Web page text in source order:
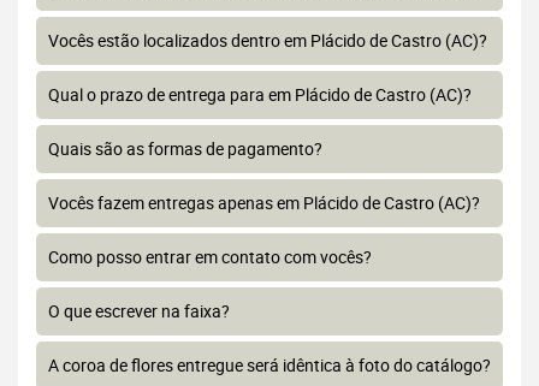
Vocês estão localizados dentro em Plácido de Castro (AC)?
Qual o prazo de entrega para em Plácido de Castro (AC)?
Quais são as formas de pagamento?
Vocês fazem entregas apenas em Plácido de Castro (AC)?
Como posso entrar em contato com vocês?
O que escrever na faixa?
A coroa de flores entregue será idêntica à foto do catálogo?